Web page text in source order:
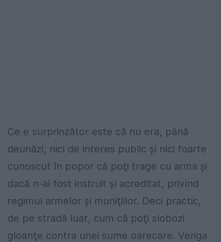
Ce e surprinzător este că nu era, până
deunăzi, nici de interes public şi nici foarte
cunoscut în popor că poţi trage cu arma şi
dacă n-ai fost instruit şi acreditat, privind
regimul armelor şi muniţiilor. Deci practic,
de pe stradă luat, cum că poţi slobozi
gloanţe contra unei sume oarecare. Veriga